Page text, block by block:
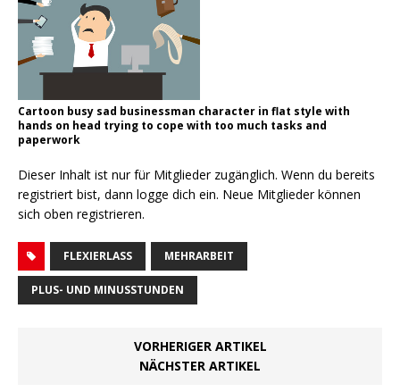
Cartoon busy sad businessman character in flat style with
hands on head trying to cope with too much tasks and
paperwork
Dieser Inhalt ist nur für Mitglieder zugänglich. Wenn du bereits
registriert bist, dann logge dich ein. Neue Mitglieder können
sich oben registrieren.
FLEXIERLASS MEHRARBEIT
PLUS- UND MINUSSTUNDEN
VORHERIGER ARTIKEL
NÄCHSTER ARTIKEL